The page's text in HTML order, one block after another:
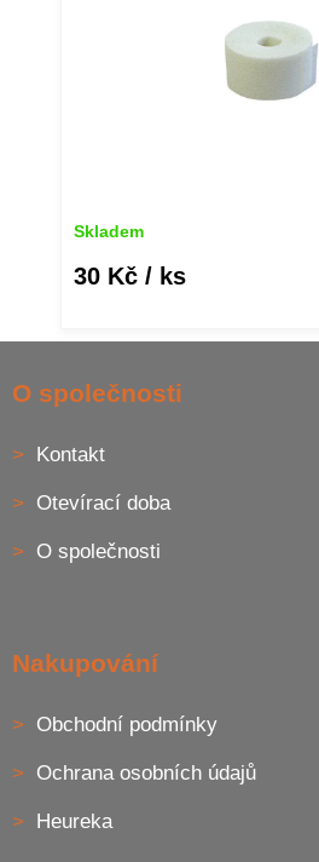
Skladem
30 Kč / ks
O společnosti
Kontakt
Otevírací doba
O společnosti
Nakupování
Obchodní podmínky
Ochrana osobních údajů
Heureka